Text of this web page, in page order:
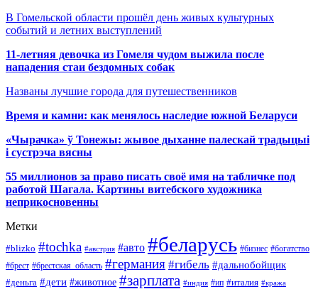
В Гомельской области прошёл день живых культурных
событий и летних выступлений
11-летняя девочка из Гомеля чудом выжила после
нападения стаи бездомных собак
Названы лучшие города для путешественников
Время и камни: как менялось наследие южной Беларуси
«Чырачка» ў Тонежы: жывое дыханне палескай традыцыі
і сустрэча вясны
55 миллионов за право писать своё имя на табличке под
работой Шагала. Картины витебского художника
неприкосновенны
Метки
#blizko #tochka #австрия #авто #беларусь #бизнес #богатство
#брест #брестская_область #германия #гибель #дальнобойщик
#деньга #дети #животное #зарплата #индия #ип #италия #кража